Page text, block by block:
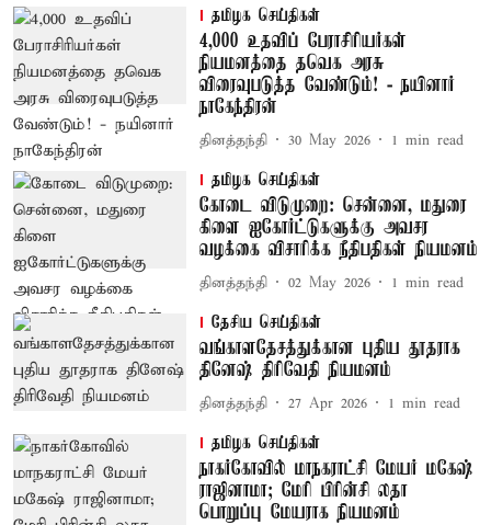
தமிழக செய்திகள்
4,000 உதவிப் பேராசிரியர்கள்
நியமனத்தை தவெக அரசு
விரைவுபடுத்த வேண்டும்! - நயினார்
நாகேந்திரன்
தினத்தந்தி 30 May 2026 1 min read
தமிழக செய்திகள்
கோடை விடுமுறை: சென்னை, மதுரை
கிளை ஐகோர்ட்டுகளுக்கு அவசர
வழக்கை விசாரிக்க நீதிபதிகள் நியமனம்
தினத்தந்தி 02 May 2026 1 min read
தேசிய செய்திகள்
வங்காளதேசத்துக்கான புதிய தூதராக
தினேஷ் திரிவேதி நியமனம்
தினத்தந்தி 27 Apr 2026 1 min read
தமிழக செய்திகள்
நாகர்கோவில் மாநகராட்சி மேயர் மகேஷ்
ராஜினாமா; மேரி பிரின்சி லதா
பொறுப்பு மேயராக நியமனம்